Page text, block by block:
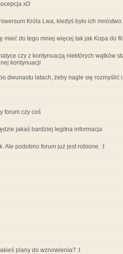
xD
Króla Lwa, kiedyś było ich
mieć do tego mniej więcej tak jak Kopa do
czy z kontynuacją niektórych wątków
kontynuacji
dwunastu latach, żeby nagle się rozmyślić
forum czy coś
jakaś bardziej legitna informacja
Ale podobno forum już jest robione. :I
plany do wznowienia? :I